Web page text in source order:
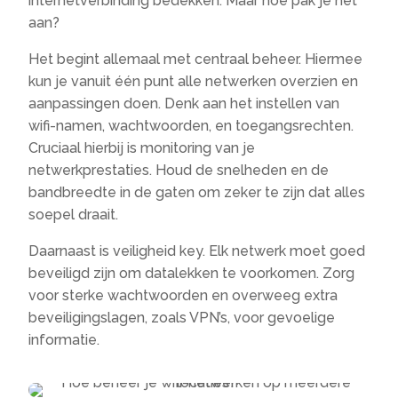
aan?
Het begint allemaal met centraal beheer. Hiermee
kun je vanuit één punt alle netwerken overzien en
aanpassingen doen. Denk aan het instellen van
wifi-namen, wachtwoorden, en toegangsrechten.
Cruciaal hierbij is monitoring van je
netwerkprestaties. Houd de snelheden en de
bandbreedte in de gaten om zeker te zijn dat alles
soepel draait.
Daarnaast is veiligheid key. Elk netwerk moet goed
beveiligd zijn om datalekken te voorkomen. Zorg
voor sterke wachtwoorden en overweeg extra
beveiligingslagen, zoals VPN’s, voor gevoelige
informatie.